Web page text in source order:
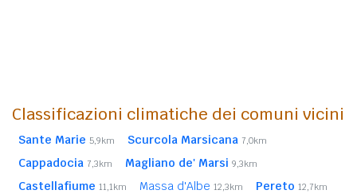
Classificazioni climatiche dei comuni vicini
Sante Marie 5,9km Scurcola Marsicana 7,0km
Cappadocia 7,3km Magliano de' Marsi 9,3km
Castellafiume 11,1km Massa d'Albe 12,3km Pereto 12,7km